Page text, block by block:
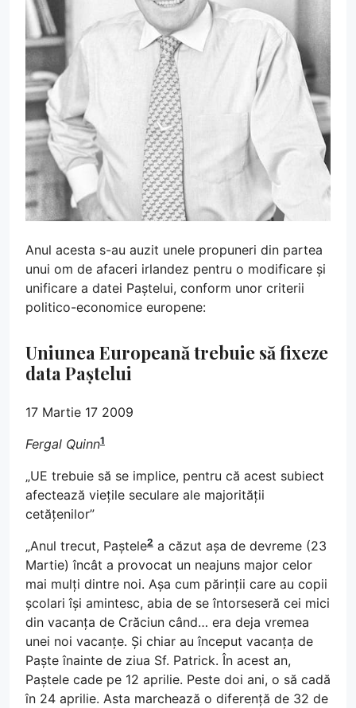
Anul acesta s-au auzit unele propuneri din partea
unui om de afaceri irlandez pentru o modificare și
unificare a datei Paștelui, conform unor criterii
politico-economice europene:
Uniunea Europeană trebuie să fixeze
data Paștelui
17 Martie 17 2009
Fergal Quinn1
„UE trebuie să se implice, pentru că acest subiect
afectează viețile seculare ale majorității
cetățenilor”
„Anul trecut, Paștele2 a căzut așa de devreme (23
Martie) încât a provocat un neajuns major celor
mai mulți dintre noi. Așa cum părinții care au copii
școlari își amintesc, abia de se întorseseră cei mici
din vacanța de Crăciun când… era deja vremea
unei noi vacanțe. Și chiar au început vacanța de
Paște înainte de ziua Sf. Patrick. În acest an,
Paștele cade pe 12 aprilie. Peste doi ani, o să cadă
în 24 aprilie. Asta marchează o diferență de 32 de